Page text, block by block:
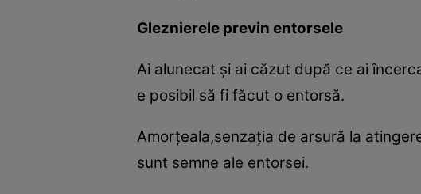
Gleznierele previn entorsele
Ai alunecat şi ai căzut după ce ai
e posibil să fi făcut o entorsă.
Amorţeala,senzaţia de arsură la
sunt semne ale entorsei.